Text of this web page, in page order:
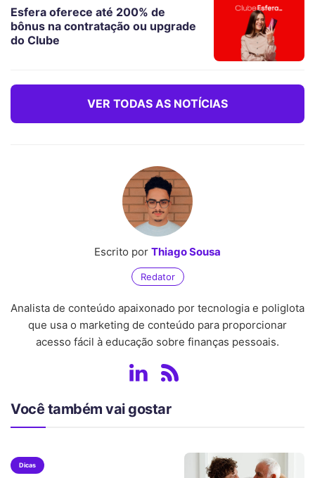
Esfera oferece até 200% de
bônus na contratação ou upgrade
do Clube
VER TODAS AS NOTÍCIAS
Escrito por Thiago Sousa
Redator
Analista de conteúdo apaixonado por tecnologia e poliglota
que usa o marketing de conteúdo para proporcionar
acesso fácil à educação sobre finanças pessoais.
Você também vai gostar
Dicas